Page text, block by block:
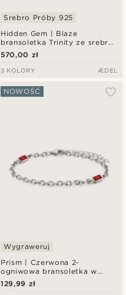
Hidden Gem | Blaze
bransoletka Trinity ze srebra
próby 925
Srebro Próby 925
570,00 zł
3 KOLORY ÆDEL
Prism | Czerwona 2-
ogniwowa bransoletka w
srebrnym odcieniu z
kryształowego szkła
NOWOŚĆ
Wygraweruj
129,99 zł